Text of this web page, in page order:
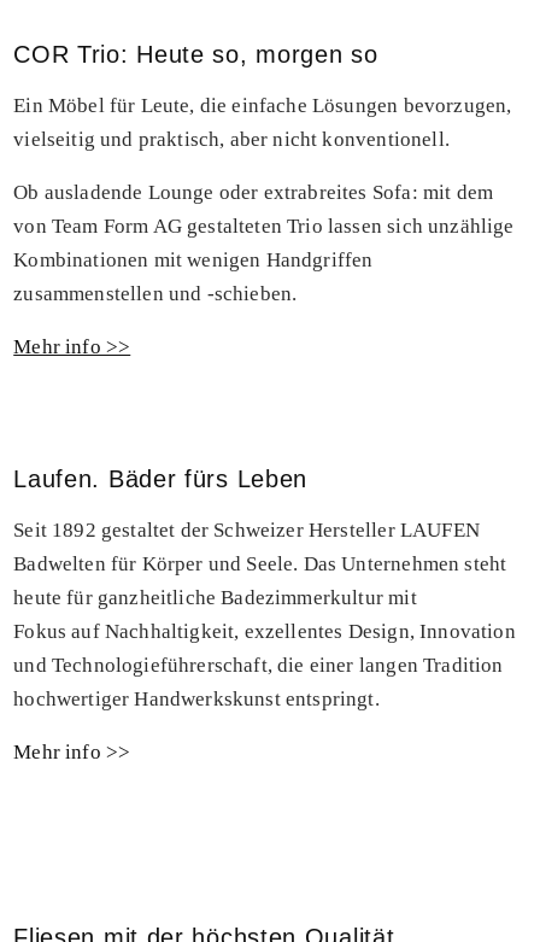
COR Trio: Heute so, morgen so
Ein Möbel für Leute, die einfache Lösungen bevorzugen,
vielseitig und praktisch, aber nicht konventionell.
Ob ausladende Lounge oder extrabreites Sofa: mit dem
von Team Form AG gestalteten Trio lassen sich unzählige
Kombinationen mit wenigen Handgriffen
zusammenstellen und -schieben.
Mehr info >>
Laufen. Bäder fürs Leben
Seit 1892 gestaltet der Schweizer Hersteller LAUFEN
Badwelten für Körper und Seele. Das Unternehmen steht
heute für ganzheitliche Badezimmerkultur mit
Fokus auf Nachhaltigkeit, exzellentes Design, Innovation
und Technologieführerschaft, die einer langen Tradition
hochwertiger Handwerkskunst entspringt.
Mehr info >>